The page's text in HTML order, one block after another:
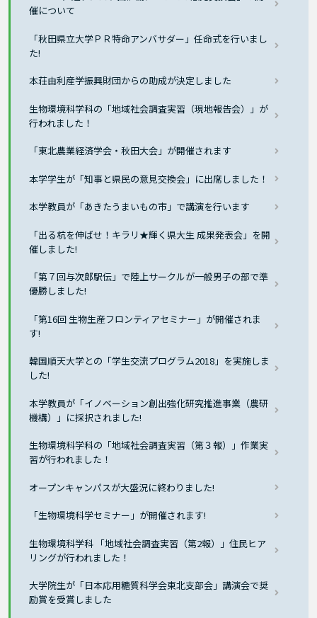
催について
「秋田県立大学ＰＲ特命アンバサダー」任命式を行いまし
た!
本荘由利産学振興財団からの助成が決定しました
生物環境科学科の「地域社会調査実習（現地報告会）」が
行われました！
「東北農業経済学会・秋田大会」が開催されます
本学学生が「知事と県民の意見交換会」に出席しました！
本学教員が「あきたうまいもの市」で講演を行います
「出る杭を伸ばせ！キラリ★輝く県大生 成果発表会」を開
催しました!
「第７回与次郎駅伝」で陸上サークルが一般男子の部で準
優勝しました!
「第16回 生物生産フロンティアセミナー」が開催されま
す!
韓国順天大学との「学生交流プログラム2018」を実施しま
した!
本学教員が「イノベーション創出強化研究推進事業（農研
機構）」に採択されました!
生物環境科学科の「地域社会調査実習（第３報）」作業実
習が行われました！
オープンキャンパスが大盛況に終わりました!
「生物環境科学セミナー」が開催されます!
生物環境科学科 「地域社会調査実習（第2報）」住民ヒア
リングが行われました！
大学院生が「日本応用糖質科学会東北支部会」講演会で奨
励賞を受賞しました